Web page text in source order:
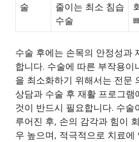
술
줄이는 최소 침습
수술
수술 후에는 손목의 안정성과
합니다. 수술에 따른 부작용이
을 최소화하기 위해서는 전문
상담과 수술 후 재활 프로그램
것이 반드시 필요합니다. 수술
루어진 후, 손의 감각과 힘이
우 높으며, 적극적으로 치료에